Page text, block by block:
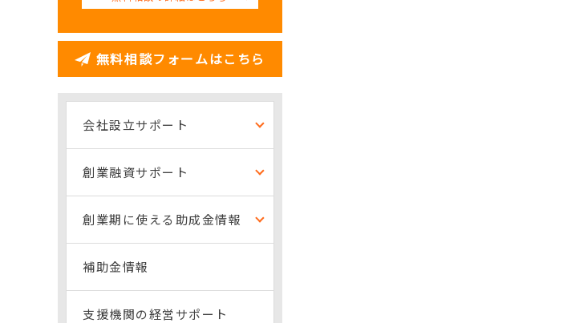
無料相談フォームはこちら
会社設立サポート
創業融資サポート
創業期に使える助成金情報
補助金情報
支援機関の経営サポート